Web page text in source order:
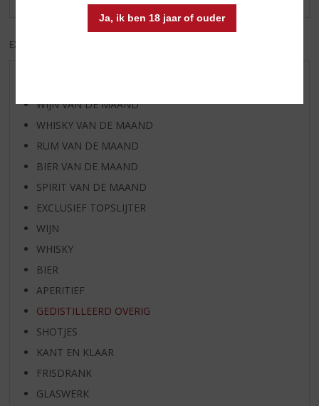
Ja, ik ben 18 jaar of ouder
EXCL. BTW
WIJN VAN DE MAAND
WHISKY VAN DE MAAND
RUM VAN DE MAAND
BIER VAN DE MAAND
SPIRIT VAN DE MAAND
EXCLUSIEF TOPSLIJTER
WIJN
WHISKY
BIER
APERITIEF
GEDISTILLEERD OVERIG
SHOTJES
KANT EN KLAAR
FRISDRANK
GLASWERK